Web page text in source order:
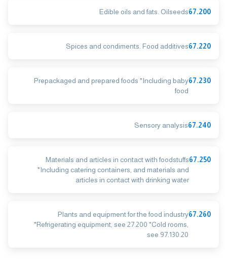
67.200
Edible oils and fats. Oilseeds
67.220
Spices and condiments. Food additives
67.230
Prepackaged and prepared foods *Including baby
food
67.240
Sensory analysis
67.250
Materials and articles in contact with foodstuffs
*Including catering containers, and materials and
articles in contact with drinking water
67.260
Plants and equipment for the food industry
*Refrigerating equipment, see 27.200 *Cold rooms,
see 97.130.20